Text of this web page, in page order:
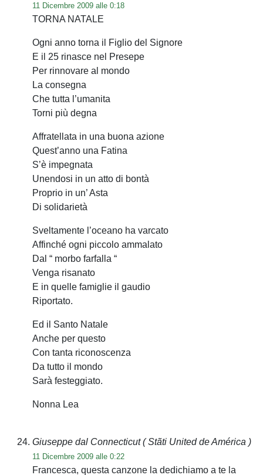
11 Dicembre 2009 alle 0:18
TORNA NATALE
Ogni anno torna il Figlio del Signore
E il 25 rinasce nel Presepe
Per rinnovare al mondo
La consegna
Che tutta l’umanita
Torni più degna
Affratellata in una buona azione
Quest’anno una Fatina
S’è impegnata
Unendosi in un atto di bontà
Proprio in un’ Asta
Di solidarietà
Sveltamente l’oceano ha varcato
Affinché ogni piccolo ammalato
Dal “ morbo farfalla “
Venga risanato
E in quelle famiglie il gaudio
Riportato.
Ed il Santo Natale
Anche per questo
Con tanta riconoscenza
Da tutto il mondo
Sarà festeggiato.
Nonna Lea
Giuseppe dal Connecticut( Stãti United de América )
11 Dicembre 2009 alle 0:22
Francesca, questa canzone la dedichiamo a te la